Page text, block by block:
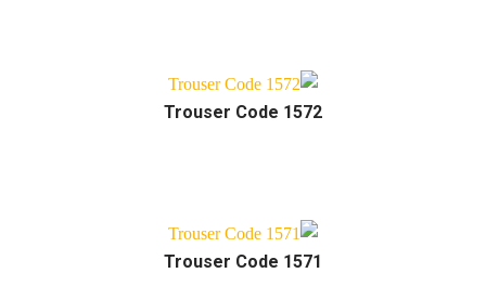
Trouser Code 1572
Trouser Code 1571